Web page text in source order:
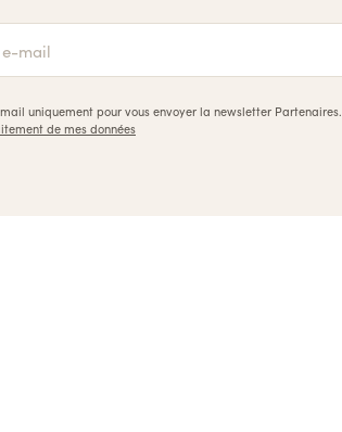
uniquement pour vous envoyer la newsletter Partenaires.
de mes données